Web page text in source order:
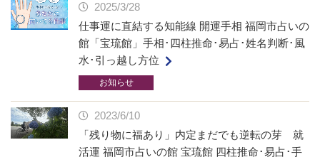
2025/3/28
仕事運に直結する知能線 開運手相 福岡市占いの
館「宝琉館」手相･四柱推命･易占･姓名判断･風
水･引っ越し方位
お知らせ
2023/6/10
「残り物に福あり」内定まだでも逆転の芽 就
活運 福岡市占いの館 宝琉館 四柱推命･易占･手